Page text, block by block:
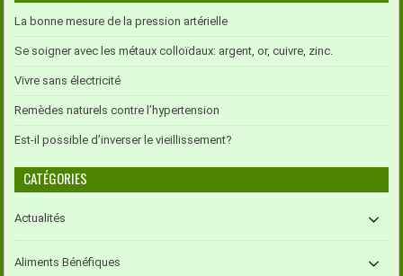
La bonne mesure de la pression artérielle
Se soigner avec les métaux colloïdaux: argent, or, cuivre, zinc.
Vivre sans électricité
Remèdes naturels contre l’hypertension
Est-il possible d’inverser le vieillissement?
CATÉGORIES
Actualités
Aliments Bénéfiques